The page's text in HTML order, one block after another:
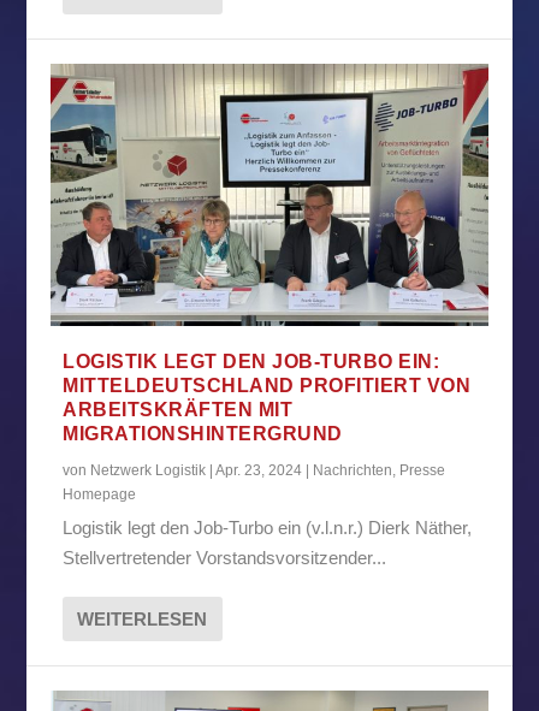
LOGISTIK LEGT DEN JOB-TURBO EIN:
MITTELDEUTSCHLAND PROFITIERT VON
ARBEITSKRÄFTEN MIT
MIGRATIONSHINTERGRUND
von Netzwerk Logistik |Apr. 23, 2024 Nachrichten, Presse
Homepage
Logistik legt den Job-Turbo ein (v.l.n.r.) Dierk Näther,
Stellvertretender Vorstandsvorsitzender...
WEITERLESEN